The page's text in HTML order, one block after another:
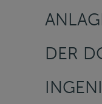
DER